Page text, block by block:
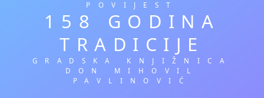
POVIJEST
158 GODINA
TRADICIJE
GRADSKA KNJIŽNICA
DON MIHOVIL
PAVLINOVIĆ